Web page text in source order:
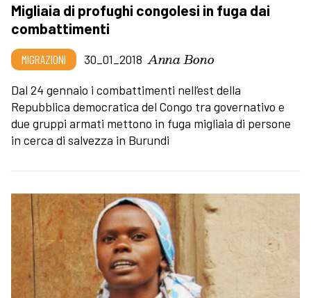
Migliaia di profughi congolesi in fuga dai
combattimenti
MIGRAZIONI 30_01_2018 Anna Bono
Dal 24 gennaio i combattimenti nell’est della
Repubblica democratica del Congo tra governativo e
due gruppi armati mettono in fuga migliaia di persone
in cerca di salvezza in Burundi